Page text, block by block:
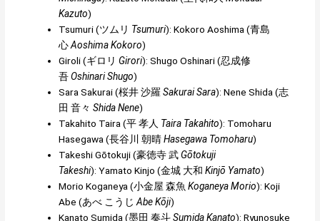
Kazuto)
Tsumuri (ツムリ Tsumuri): Kokoro Aoshima (青島
心Aoshima Kokoro)
Giroli (ギロリ Girori): Shugo Oshinari (忍成修
吾Oshinari Shugo)
Sara Sakurai (桜井 沙羅Sakurai Sara): Nene Shida (志
田 音々 Shida Nene)
Takahito Taira (平 孝人 Taira Takahito): Tomoharu
Hasegawa (長谷川 朝晴Hasegawa Tomoharu)
Takeshi Gōtokuji (豪徳寺 武Gōtokuji
Takeshi): Yamato Kinjo (金城 大和 Kinjō Yamato)
Morio Koganeya (小金屋 森魚 Koganeya Morio): Koji
Abe (あべ こうじ Abe Kōji)
Kanato Sumida (墨田 奏斗Sumida Kanato): Ryunosuke